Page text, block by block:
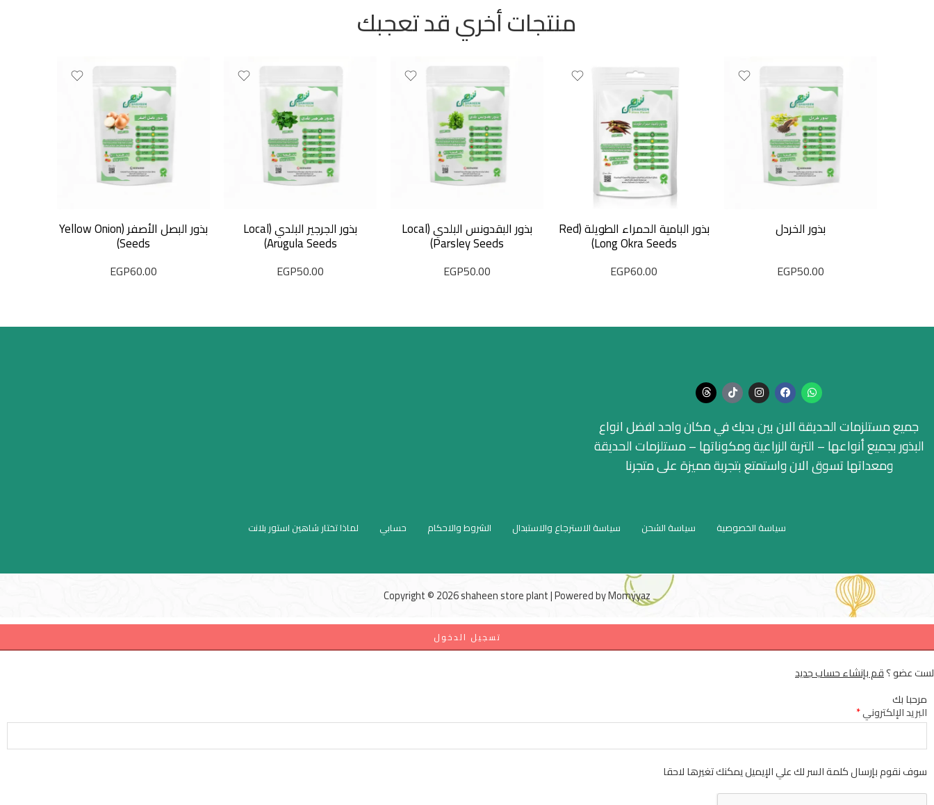
منتجات أخري قد تعجبك
بذور الخردل
EGP50.00
بذور البامية الحمراء الطويلة (Red
Long Okra Seeds)
EGP60.00
بذور البقدونس البلدي (Local
Parsley Seeds)
EGP50.00
بذور الجرجير البلدي (Local
Arugula Seeds)
EGP50.00
بذور البصل الأصفر (Yellow Onion
Seeds)
EGP60.00
جميع مستلزمات الحديقة الان بين يديك في مكان واحد افضل انواع
البذور بجميع أنواعها – التربة الزراعية ومكوناتها – مستلزمات الحديقة
ومعداتها تسوق الان واستمتع بتجربة مميزة على متجرنا
سياسة الخصوصية سياسة الشحن سياسة الاسترجاع والاستبدال الشروط والاحكام حسابي لماذا تختار شاهين استور بلانت
Copyright © 2026 shaheen store plant | Powered byMomyyaz
تسجيل الدخول
لست عضو ؟قم بإنشاء حساب جديد
مرحبا بك
البريد الإلكتروني*
سوف نقوم بإرسال كلمة السر لك علي الإيميل يمكنك تغيرها لاحقا